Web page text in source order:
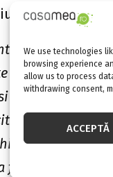
We use technologies
browsing experience
allow us to process
withdrawing consent,
ACCEPTĂ
mari, cu
folosite in
posibil sa
pentru
sau o mica
mici
aceste